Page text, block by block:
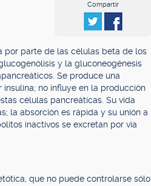
Compartir
por parte de las células beta de los
y la gluconeogénesis
Se produce una
no influye en la producción
células pancreáticas. Su vida
la absorción es rápida y su unión a
inactivos se excretan por vía
que no puede controlarse sólo